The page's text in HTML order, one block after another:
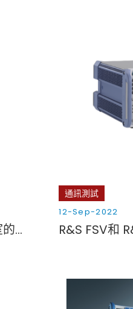
R&S的R&S ATS1500C汽車雷達測試暗室的獨特功能提高了測試效率和靈活性
通訊測試
12-Sep-2022